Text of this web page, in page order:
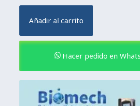
Añadir al carrito
Hacer pedido en